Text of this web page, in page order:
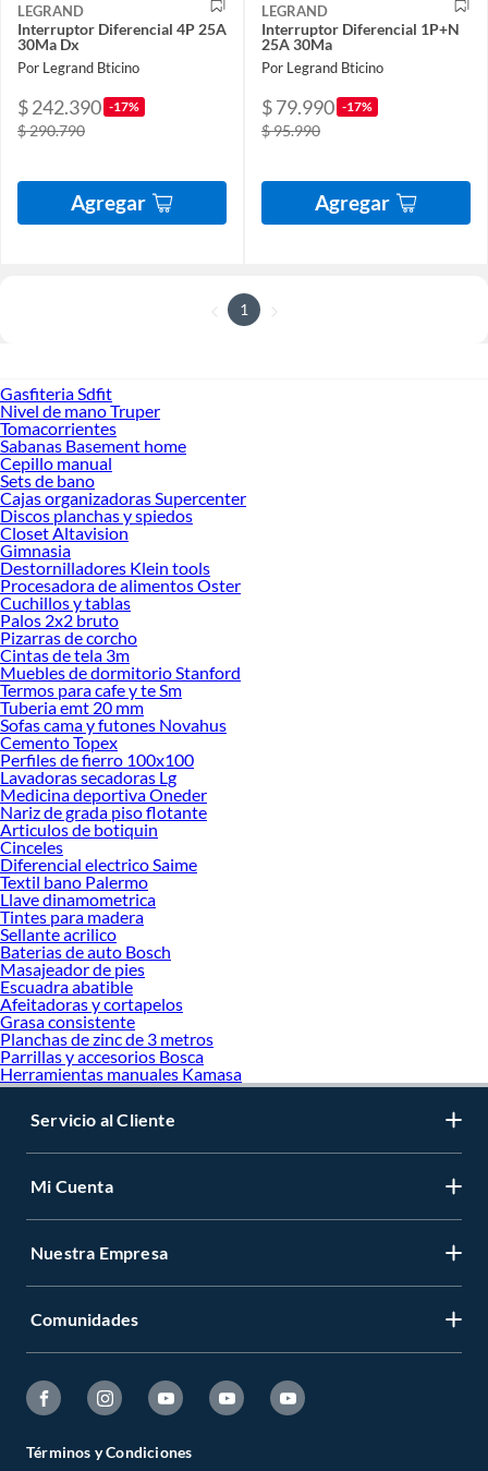
LEGRAND
Interruptor Diferencial 4P 25A
30Ma Dx
Por Legrand Bticino
$ 242.390 -17%
$ 290.790
Agregar
LEGRAND
Interruptor Diferencial 1P+N
25A 30Ma
Por Legrand Bticino
$ 79.990 -17%
$ 95.990
Agregar
1
Gasfiteria Sdfit
Nivel de mano Truper
Tomacorrientes
Sabanas Basement home
Cepillo manual
Sets de bano
Cajas organizadoras Supercenter
Discos planchas y spiedos
Closet Altavision
Gimnasia
Destornilladores Klein tools
Procesadora de alimentos Oster
Cuchillos y tablas
Palos 2x2 bruto
Pizarras de corcho
Cintas de tela 3m
Muebles de dormitorio Stanford
Termos para cafe y te Sm
Tuberia emt 20 mm
Sofas cama y futones Novahus
Cemento Topex
Perfiles de fierro 100x100
Lavadoras secadoras Lg
Medicina deportiva Oneder
Nariz de grada piso flotante
Articulos de botiquin
Cinceles
Diferencial electrico Saime
Textil bano Palermo
Llave dinamometrica
Tintes para madera
Sellante acrilico
Baterias de auto Bosch
Masajeador de pies
Escuadra abatible
Afeitadoras y cortapelos
Grasa consistente
Planchas de zinc de 3 metros
Parrillas y accesorios Bosca
Herramientas manuales Kamasa
Servicio al Cliente
Mi Cuenta
Nuestra Empresa
Comunidades
Términos y Condiciones